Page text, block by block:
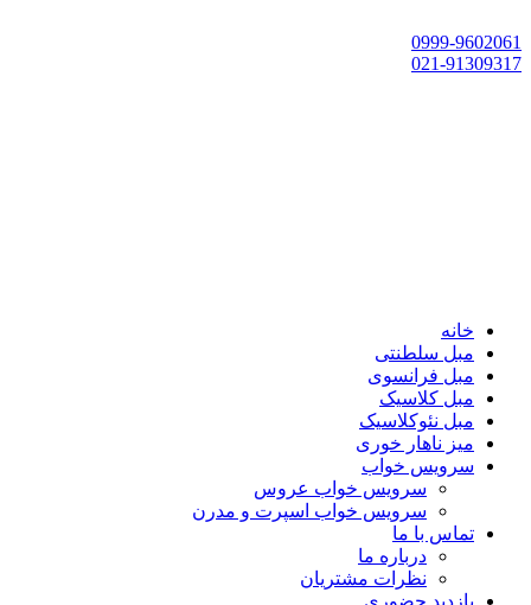
0999-9602061
021-91309317
خانه
مبل سلطنتی
مبل فرانسوی
مبل کلاسیک
مبل نئوکلاسیک
میز ناهار خوری
سرویس خواب
سرویس خواب عروس
سرویس خواب اسپرت و مدرن
تماس با ما
درباره ما
نظرات مشتریان
بازدید حضوری